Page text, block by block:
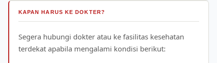
KAPAN HARUS KE DOKTER?
Segera hubungi dokter atau ke fasilitas kesehatan
terdekat apabila mengalami kondisi berikut: